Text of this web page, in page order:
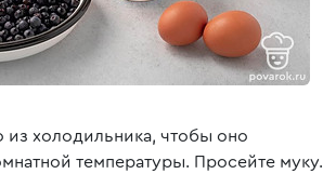
из холодильника, чтобы оно
температуры. Просейте муку.